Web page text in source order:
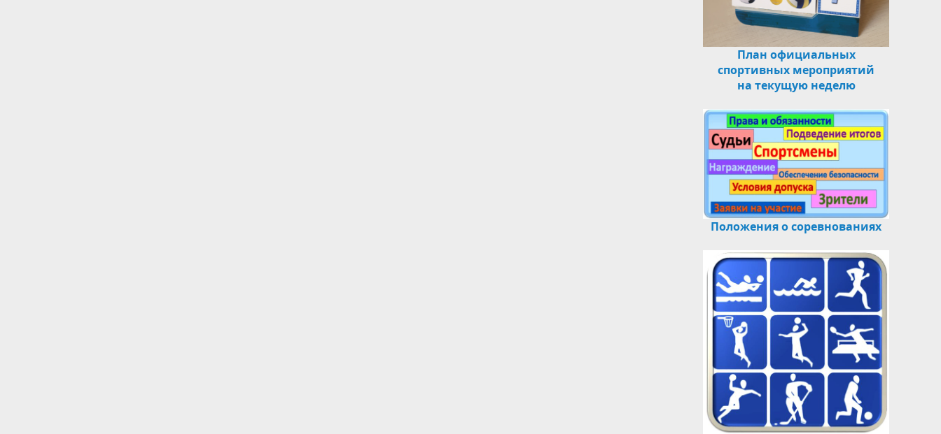
План официальных
спортивных мероприятий
на текущую неделю
Положения о соревнованиях